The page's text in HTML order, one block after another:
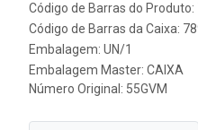
Código de Barras do
Código de Barras da Caixa:
Embalagem: UN/1
Embalagem Master: CAIXA
Número Original: 55GVM